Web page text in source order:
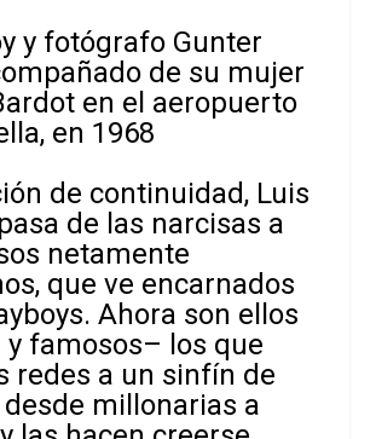
y fotógrafo Gunter
de su mujer
en el aeropuerto
en 1968
de continuidad, Luis
de las narcisas a
netamente
que ve encarnados
Ahora son ellos
y famosos– los que
redes a un sinfín de
millonarias a